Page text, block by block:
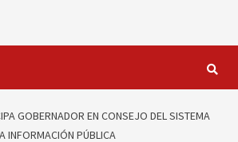
GOBERNADOR EN CONSEJO DEL SISTEMA
INFORMACIÓN PÚBLICA